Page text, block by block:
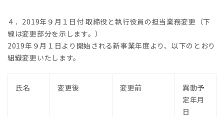
４．2019年９月１日付 取締役と執行役員の担当業務変更（下
線は変更部分を示します。）
2019年９月１日より開始される新事業年度より、以下のとおり
組織変更いたします。
氏名 変更後 変更前
異動予
定年月
日